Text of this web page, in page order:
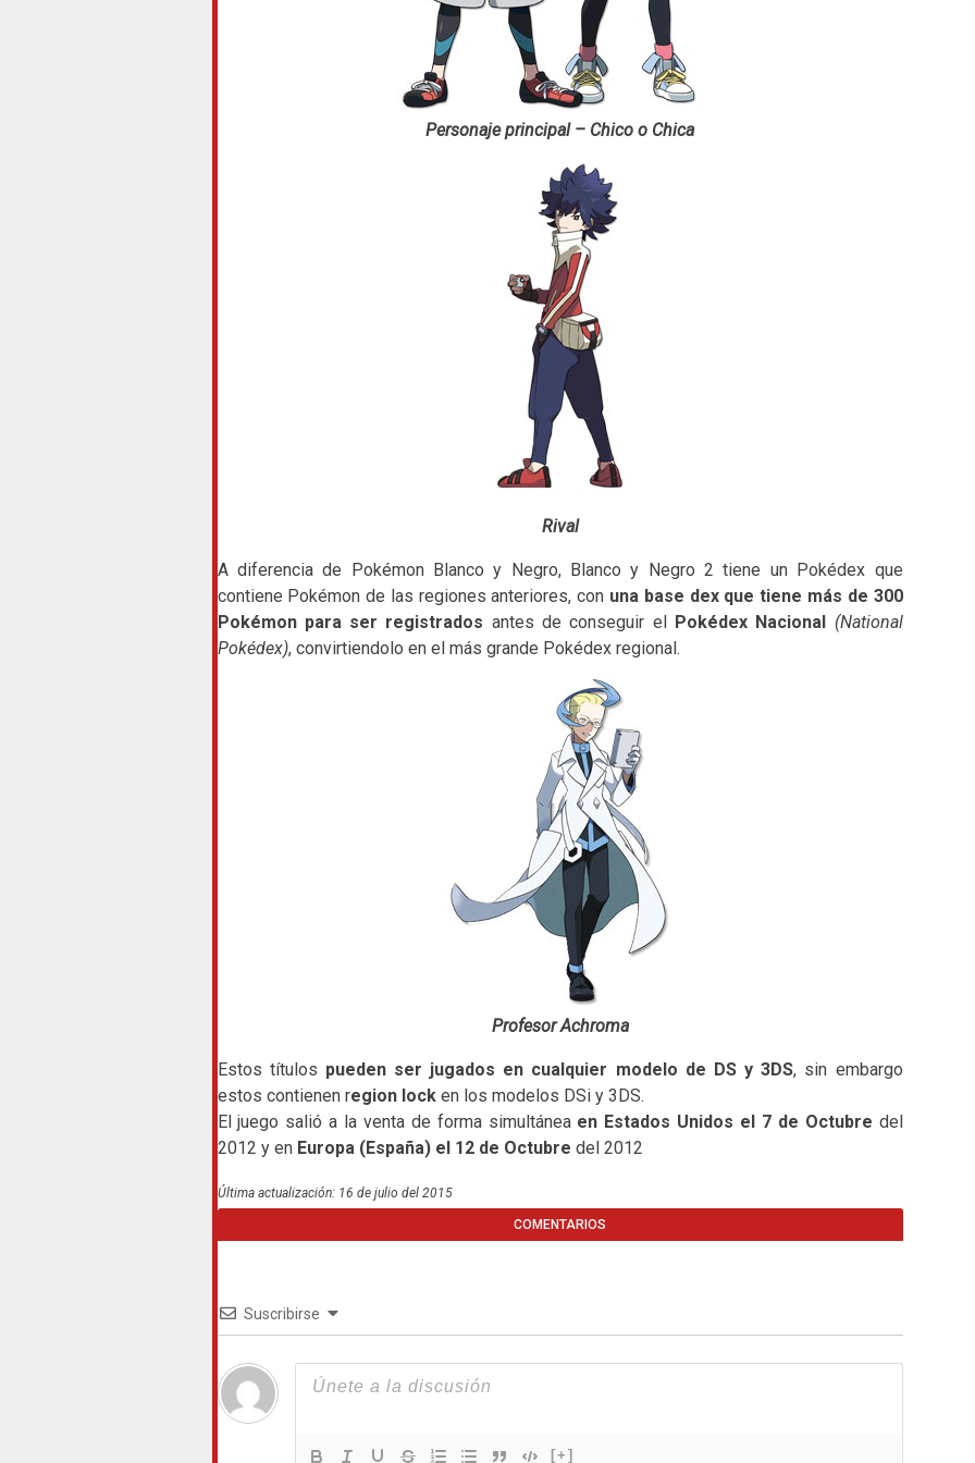
Personaje principal – Chico o Chica
Rival
A diferencia de Pokémon Blanco y Negro, Blanco y Negro 2 tiene un Pokédex que
contiene Pokémon de las regiones anteriores, con una base dex que tiene más de 300
Pokémon para ser registrados antes de conseguir el Pokédex Nacional (National
Pokédex), convirtiendolo en el más grande Pokédex regional.
Profesor Achroma
Estos títulos pueden ser jugados en cualquier modelo de DS y 3DS, sin embargo
estos contienen region locken los modelos DSi y 3DS.
El juego salió a la venta de forma simultáneaen Estados Unidos el 7 de Octubre del
2012 y en Europa (España) el 12 de Octubre del 2012
Última actualización: 16 de julio del 2015
COMENTARIOS
Suscribirse
[+]